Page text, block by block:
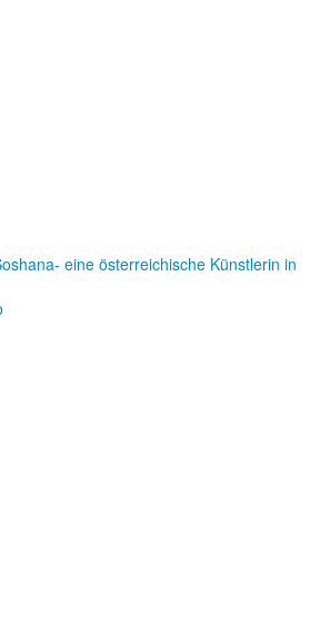
eine österreichische Künstlerin in